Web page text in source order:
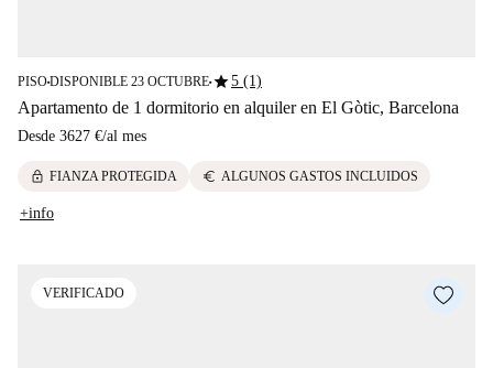
PISO■DISPONIBLE 23 OCTUBRE■star5 (1)
Apartamento de 1 dormitorio en alquiler en El Gòtic, Barcelona
Desde 3627 €/al mes
lock FIANZA PROTEGIDA euro ALGUNOS GASTOS INCLUIDOS
+info
VERIFICADO